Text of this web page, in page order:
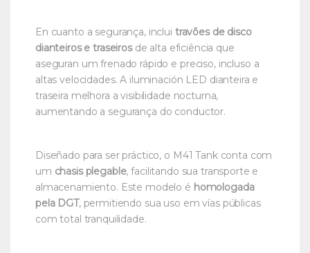
En cuanto a segurança, inclui travões de disco
dianteiros e traseirosde alta eficiência que
aseguran um frenado rápido e preciso, incluso a
altas velocidades. A iluminación LED dianteira e
traseira melhora a visibilidade nocturna,
aumentando a segurança do conductor.
Diseñado para ser práctico, o M41 Tank conta com
um chasis plegable, facilitando sua transporte e
almacenamiento. Este modelo é homologada
pela DGT, permitiendo sua uso em vías públicas
com total tranquilidade.